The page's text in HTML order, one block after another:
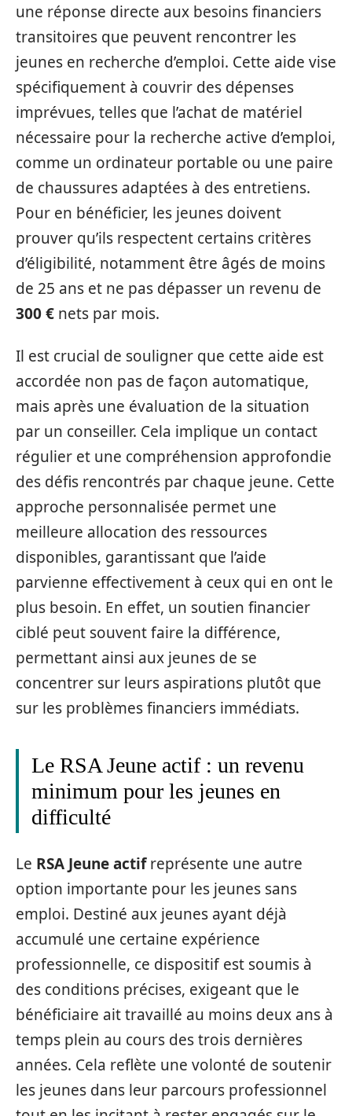
une réponse directe aux besoins financiers
transitoires que peuvent rencontrer les
jeunes en recherche d’emploi. Cette aide vise
spécifiquement à couvrir des dépenses
imprévues, telles que l’achat de matériel
nécessaire pour la recherche active d’emploi,
comme un ordinateur portable ou une paire
de chaussures adaptées à des entretiens.
Pour en bénéficier, les jeunes doivent
prouver qu’ils respectent certains critères
d’éligibilité, notamment être âgés de moins
de 25 ans et ne pas dépasser un revenu de
300 € nets par mois.
Il est crucial de souligner que cette aide est
accordée non pas de façon automatique,
mais après une évaluation de la situation
par un conseiller. Cela implique un contact
régulier et une compréhension approfondie
des défis rencontrés par chaque jeune. Cette
approche personnalisée permet une
meilleure allocation des ressources
disponibles, garantissant que l’aide
parvienne effectivement à ceux qui en ont le
plus besoin. En effet, un soutien financier
ciblé peut souvent faire la différence,
permettant ainsi aux jeunes de se
concentrer sur leurs aspirations plutôt que
sur les problèmes financiers immédiats.
Le RSA Jeune actif : un revenu
minimum pour les jeunes en
difficulté
Le RSA Jeune actifreprésente une autre
option importante pour les jeunes sans
emploi. Destiné aux jeunes ayant déjà
accumulé une certaine expérience
professionnelle, ce dispositif est soumis à
des conditions précises, exigeant que le
bénéficiaire ait travaillé au moins deux ans à
temps plein au cours des trois dernières
années. Cela reflète une volonté de soutenir
les jeunes dans leur parcours professionnel